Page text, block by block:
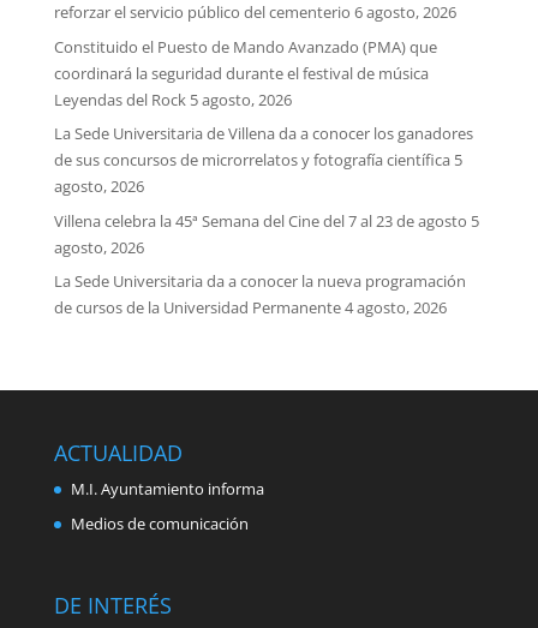
reforzar el servicio público del cementerio 6 agosto, 2026
Constituido el Puesto de Mando Avanzado (PMA) que
coordinará la seguridad durante el festival de música
Leyendas del Rock 5 agosto, 2026
La Sede Universitaria de Villena da a conocer los ganadores
de sus concursos de microrrelatos y fotografía científica 5
agosto, 2026
Villena celebra la 45ª Semana del Cine del 7 al 23 de agosto 5
agosto, 2026
La Sede Universitaria da a conocer la nueva programación
de cursos de la Universidad Permanente4 agosto, 2026
ACTUALIDAD
M.I. Ayuntamiento informa
Medios de comunicación
DE INTERÉS